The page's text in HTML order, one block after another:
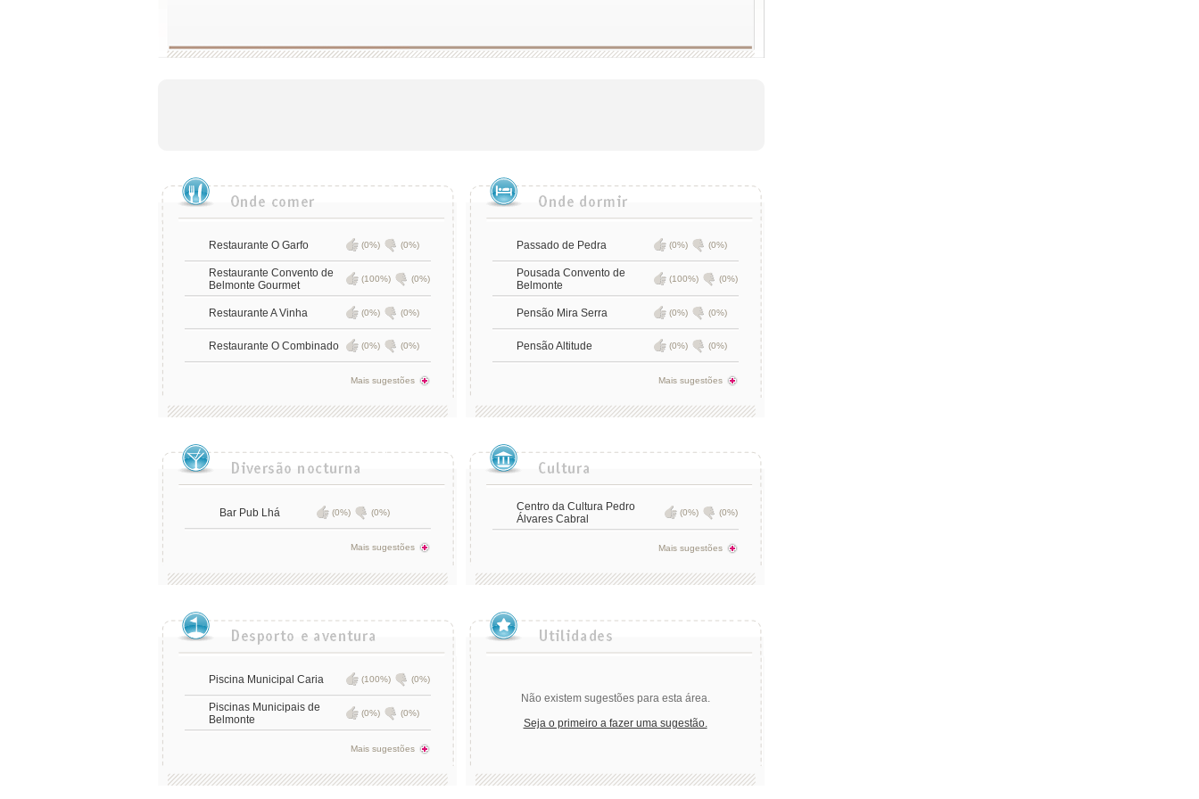
Restaurante O Garfo (0%) (0%)
Restaurante Convento de
Belmonte Gourmet
(100%) (0%)
Restaurante A Vinha (0%) (0%)
Restaurante O Combinado (0%) (0%)
Mais sugestões
Passado de Pedra (0%) (0%)
Pousada Convento de
Belmonte
(100%) (0%)
Pensão Mira Serra (0%) (0%)
Pensão Altitude (0%) (0%)
Mais sugestões
Bar Pub Lhá (0%) (0%)
Mais sugestões
Centro da Cultura Pedro
Álvares Cabral
(0%) (0%)
Mais sugestões
Piscina Municipal Caria (100%) (0%)
Piscinas Municipais de
Belmonte
(0%) (0%)
Mais sugestões
Não existem sugestões para esta área.
Seja o primeiro a fazer uma sugestão.